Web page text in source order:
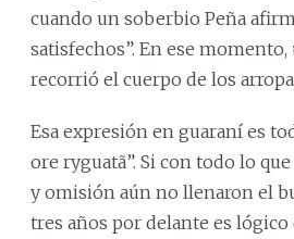
cuando un soberbio Peña
satisfechos”. En ese
recorrió el cuerpo de los
Esa expresión en guaraní es
ore ryguatã”. Si con todo lo
y omisión aún no llenaron el
tres años por delante es lógico